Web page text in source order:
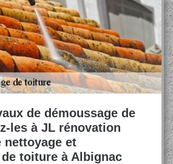
de démoussage de
les à JL rénovation
nettoyage et
toiture à Albignac